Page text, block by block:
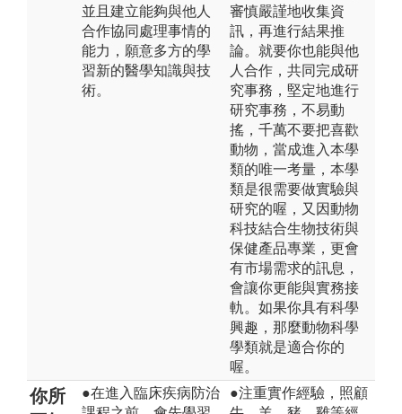
並且建立能夠與他人
合作協同處理事情的
能力，願意多方的學
習新的醫學知識與技
術。
審慎嚴謹地收集資
訊，再進行結果推
論。就要你也能與他
人合作，共同完成研
究事務，堅定地進行
研究事務，不易動
搖，千萬不要把喜歡
動物，當成進入本學
類的唯一考量，本學
類是很需要做實驗與
研究的喔，又因動物
科技結合生物技術與
保健產品專業，更會
有市場需求的訊息，
會讓你更能與實務接
軌。如果你具有科學
興趣，那麼動物科學
學類就是適合你的
喔。
你所
●在進入臨床疾病防治
●注重實作經驗，照顧